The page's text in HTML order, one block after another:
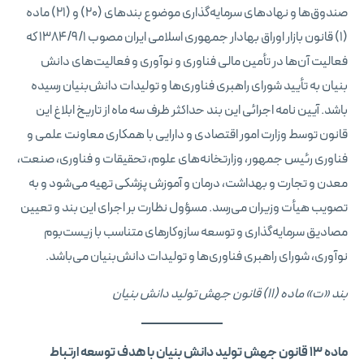
صندوق‌ها و نهادهای سرمایه‌گذاری موضوع بندهای (۲۰) و (۲۱) ماده
(۱) قانون بازار اوراق بهادار جمهوری اسلامی ایران مصوب ۱۳۸۴/۹/۱ که
فعالیت آن‌ها در تأمین مالی فناوری و نوآوری و فعالیت‌های دانش
بنیان به تأیید شورای راهبری فناوری‌ها و تولیدات دانش‌بنیان رسیده
باشد. آیین نامه اجرائی این بند حداکثر ظرف سه ­ماه از تاریخ ابلاغ این
قانون توسط وزارت امور اقتصادی و دارایی با همکاری معاونت علمی و
فناوری رئیس ­جمهور، وزارتخانه‌­های علوم، تحقیقات و فناوری، صنعت،
معدن و تجارت و بهداشت، درمان و آموزش پزشکی تهیه می‌­شود و به
تصویب هیأت وزیران می­‌رسد. مسؤول نظارت بر اجرای این بند و تعیین
مصادیق سرمایه­‌گذاری و توسعه سازوکارهای متناسب با زیست­‌بوم
نوآوری، شورای راهبری فناوری­‌ها و تولیدات دانش­‌بنیان می‌­باشد.
بند «ت» ماده (۱۱) قانون جهش تولید دانش بنیان
ماده ۱۳ قانون جهش تولید دانش بنیان با هدف توسعه ارتباط